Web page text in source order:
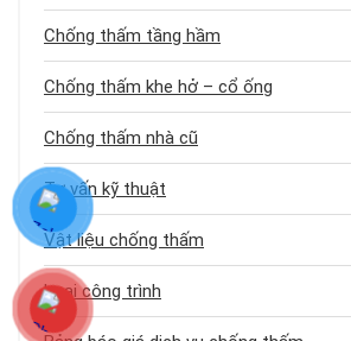
Chống thấm tầng hầm
Chống thấm khe hở – cổ ống
Chống thấm nhà cũ
Tư vấn kỹ thuật
Vật liệu chống thấm
Loại công trình